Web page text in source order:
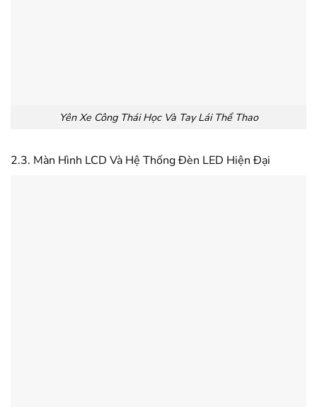
Yên Xe Công Thái Học Và Tay Lái Thể Thao
2.3. Màn Hình LCD Và Hệ Thống Đèn LED Hiện Đại